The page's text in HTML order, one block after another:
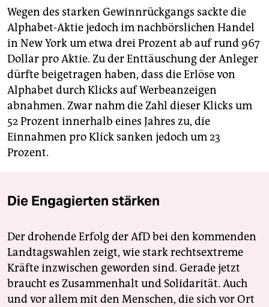
Wegen des starken Gewinnrückgangs sackte die
Alphabet-Aktie jedoch im nachbörslichen Handel
in New York um etwa drei Prozent ab auf rund 967
Dollar pro Aktie. Zu der Enttäuschung der Anleger
dürfte beigetragen haben, dass die Erlöse von
Alphabet durch Klicks auf Werbeanzeigen
abnahmen. Zwar nahm die Zahl dieser Klicks um
52 Prozent innerhalb eines Jahres zu, die
Einnahmen pro Klick sanken jedoch um 23
Prozent.
Die Engagierten stärken
Der drohende Erfolg der AfD bei den kommenden
Landtagswahlen zeigt, wie stark rechtsextreme
Kräfte inzwischen geworden sind. Gerade jetzt
braucht es Zusammenhalt und Solidarität. Auch
und vor allem mit den Menschen, die sich vor Ort